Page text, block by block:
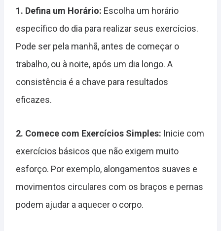
1. Defina um Horário: Escolha um horário
específico do dia para realizar seus exercícios.
Pode ser pela manhã, antes de começar o
trabalho, ou à noite, após um dia longo. A
consistência é a chave para resultados
eficazes.
2. Comece com Exercícios Simples: Inicie com
exercícios básicos que não exigem muito
esforço. Por exemplo, alongamentos suaves e
movimentos circulares com os braços e pernas
podem ajudar a aquecer o corpo.